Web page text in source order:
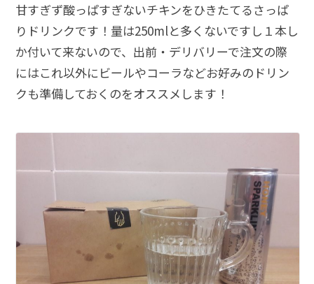
甘すぎず酸っぱすぎないチキンをひきたてるさっぱ
りドリンクです！量は250mlと多くないですし１本し
か付いて来ないので、出前・デリバリーで注文の際
にはこれ以外にビールやコーラなどお好みのドリン
クも準備しておくのをオススメします！